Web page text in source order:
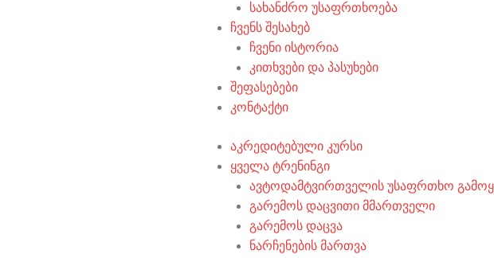
სახანძრო უსაფრთხოება
ჩვენს შესახებ
ჩვენი ისტორია
კითხვები და პასუხები
შეფასებები
კონტაქტი
აკრედიტებული კურსი
ყველა ტრენინგი
ავტოდამტვირთველის უსაფრთხო
გარემოს დაცვითი მმართველი
გარემოს დაცვა
ნარჩენების მართვა